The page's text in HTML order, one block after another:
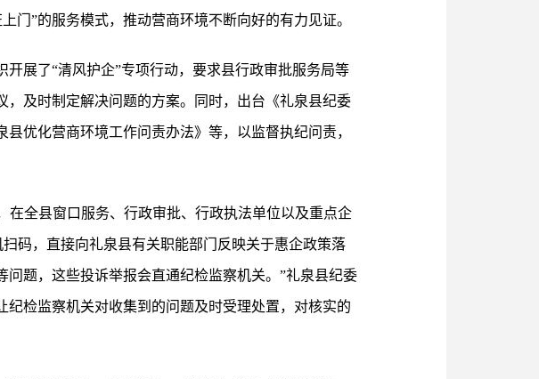
门”的服务模式，推动营商环境不断向好的有力见证。
展了“清风护企”专项行动，要求县行政审批服务局等
及时制定解决问题的方案。同时，出台《礼泉县纪委
优化营商环境工作问责办法》等，以监督执纪问责，
在全县窗口服务、行政审批、行政执法单位以及重点企
码，直接向礼泉县有关职能部门反映关于惠企政策落
题，这些投诉举报会直通纪检监察机关。”礼泉县纪委
检监察机关对收集到的问题及时受理处置，对核实的